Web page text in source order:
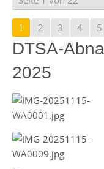
1 2 3 4 5
DTSA-
2025